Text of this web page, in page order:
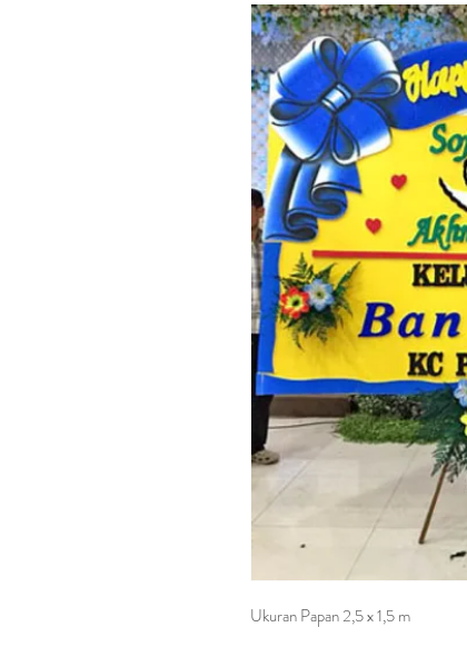
Ukuran Papan 2,5 x 1,5 m